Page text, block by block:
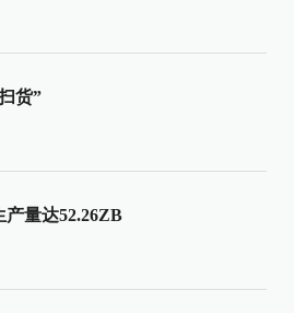
货”
产量达52.26ZB